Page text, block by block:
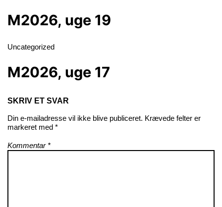
M2026, uge 19
Uncategorized
M2026, uge 17
SKRIV ET SVAR
Din e-mailadresse vil ikke blive publiceret. Krævede felter er
markeret med *
Kommentar *